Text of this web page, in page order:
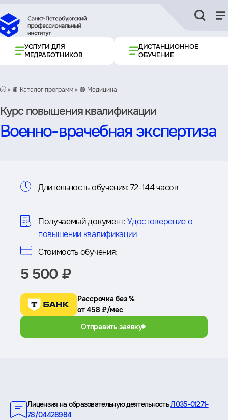
УСЛУГИ ДЛЯ
МЕДРАБОТНИКОВ
ДИСТАНЦИОННОЕ
ОБУЧЕНИЕ
📙 Каталог программ 🟢 Медицина
Курс повышения квалификации
Военно-врачебная экспертиза
Информация
о
курсе
Длительность обучения: 72-144 часов
Получаемый документ: Удостоверение о
повышении квалификации
Стоимость обучения:
5 500 ₽
Рассрочка без %
от 458 ₽/мес
Отправить заявку
Лицензия на образовательную деятельностьЛ035-01271-
78/04428984